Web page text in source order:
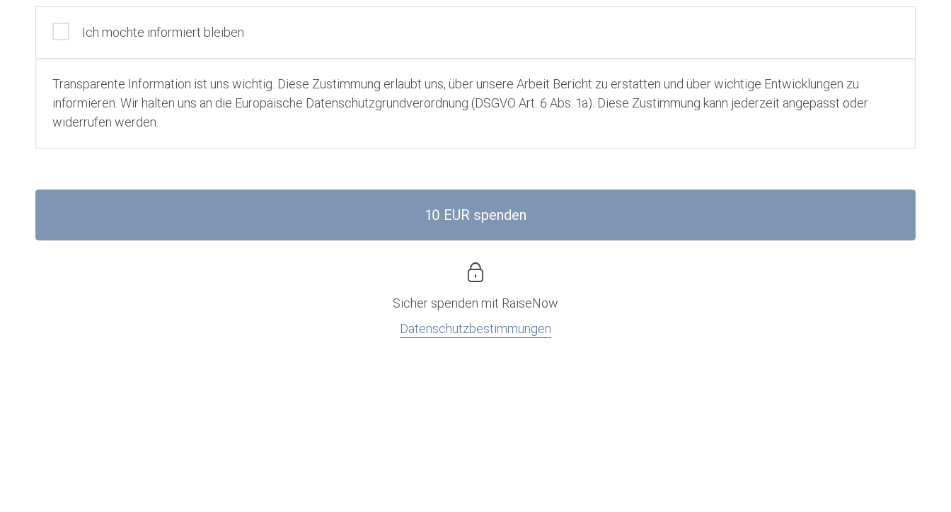
Ich möchte informiert bleiben
Transparente Information ist uns wichtig. Diese Zustimmung erlaubt uns, über unsere Arbeit Bericht zu erstatten und über wichtige Entwicklungen zu
informieren. Wir halten uns an die Europäische Datenschutzgrundverordnung (DSGVO Art. 6 Abs. 1a). Diese Zustimmung kann jederzeit angepasst oder
widerrufen werden.
10 EUR spenden
Sicher spenden mit RaiseNow
Datenschutzbestimmungen